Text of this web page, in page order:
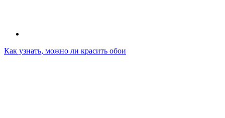
Как узнать, можно ли красить обои